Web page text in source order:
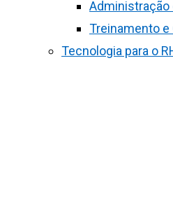
Administração
Treinamento e
Tecnologia para o